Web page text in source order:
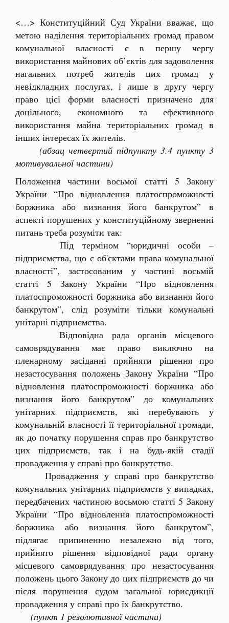
<…> Конституційний Суд України вважає, що
метою наділення територіальних громад правом
комунальної власності є в першу чергу
використання майнових об’єктів для задоволення
нагальних потреб жителів цих громад у
невідкладних послугах, і лише в другу чергу
право цієї форми власності призначено для
доцільного, економного та ефективного
використання майна територіальних громад в
інших інтересах їх жителів.
(абзац четвертий підпункту 3.4 пункту 3
мотивувальної частини)
Положення частини восьмої статті 5 Закону
України “Про відновлення платоспроможності
боржника або визнання його банкрутом” в
аспекті порушених у конституційному зверненні
питань треба розуміти так:
Під терміном “юридичні особи –
підприємства, що є об'єктами права комунальної
власності”, застосованим у частині восьмій
статті 5 Закону України “Про відновлення
платоспроможності боржника або визнання його
банкрутом”, слід розуміти тільки комунальні
унітарні підприємства.
Відповідна рада органів місцевого
самоврядування має право виключно на
пленарному засіданні прийняти рішення про
незастосування положень Закону України “Про
відновлення платоспроможності боржника або
визнання його банкрутом” до комунальних
унітарних підприємств, які перебувають у
комунальній власності її територіальної громади,
як до початку порушення справ про банкрутство
цих підприємств, так і на будь-якій стадії
провадження у справі про банкрутство.
Провадження у справі про банкрутство
комунальних унітарних підприємств у випадках,
передбачених частиною восьмою статті 5 Закону
України “Про відновлення платоспроможності
боржника або визнання його банкрутом”,
підлягає припиненню незалежно від того,
прийнято рішення відповідної ради органу
місцевого самоврядування про незастосування
положень цього Закону до цих підприємств до чи
після порушення судом загальної юрисдикції
провадження у справі про їх банкрутство.
(пункт 1 резолютивної частини)